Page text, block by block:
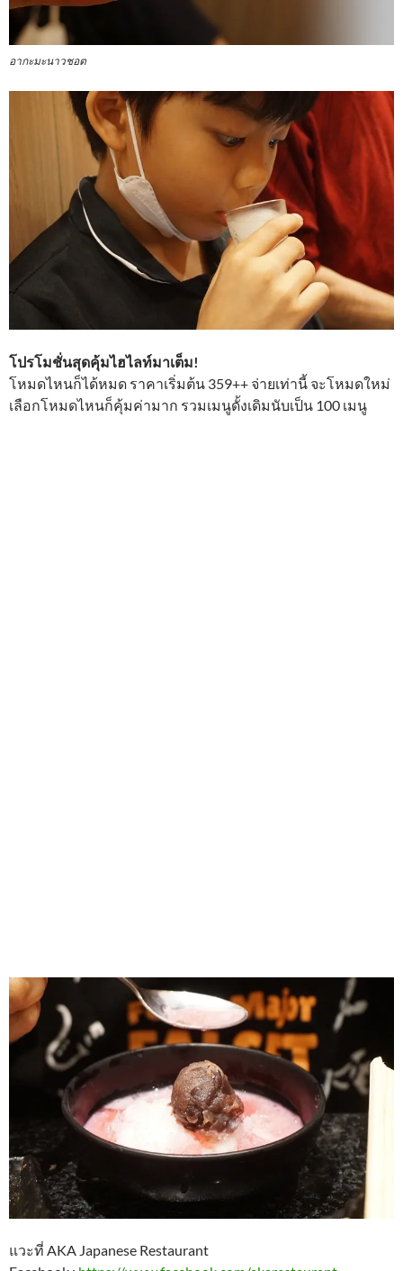
อากะมะนาวชอต
โปรโมชั่นสุดคุ้มไฮไลท์มาเต็ม!
โหมดไหนก็ได้หมด ราคาเริ่มต้น 359++ จ่ายเท่านี้ จะโหมดใหม่
เลือกโหมดไหนก็คุ้มค่ามาก รวมเมนูดั้งเดิมนับเป็น 100 เมนู
แวะที่ AKA Japanese Restaurant